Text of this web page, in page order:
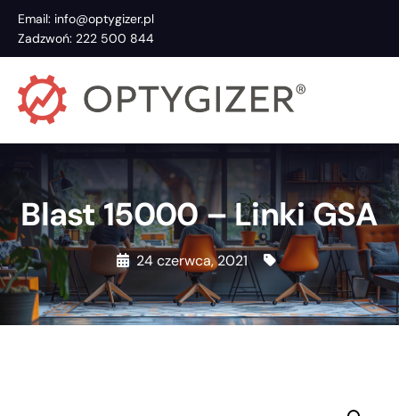
Email: info@optygizer.pl
Zadzwoń: 222 500 844
Blast 15000 – Linki GSA
24 czerwca, 2021